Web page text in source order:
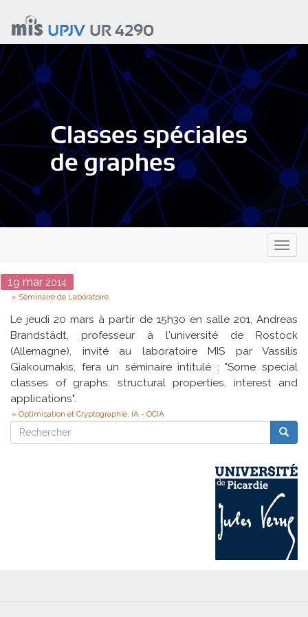
contenu
principal
UPJVUR 4290
Classes spéciales
de graphes
Date
19 mar2014
Type
Séminaire de Laboratoire
Le jeudi 20 mars à partir de 15h30 en salle 201, Andreas
Brandstädt, professeur à l'université de Rostock
(Allemagne), invité au laboratoire MIS par Vassilis
Giakoumakis, fera un séminaire intitulé : "Some special
classes of graphs: structural properties, interest and
applications".
Optimisation et Cryptographie, IA - OCIA
Rechercher
Rechercher